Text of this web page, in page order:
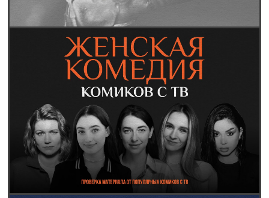
меню
2026. Все права защищены
Разработка и дизайн: RadAgency
контакты
возврат билетов
политика конфиденциальности
публичная оферта
правила клуба